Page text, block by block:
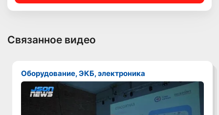
Связанное видео
Оборудование, ЭКБ, электроника